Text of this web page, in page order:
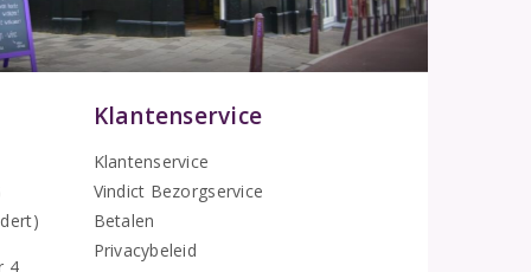
4
Klantenservice
Klantenservice
Vindict Bezorgservice
Betalen
Privacybeleid